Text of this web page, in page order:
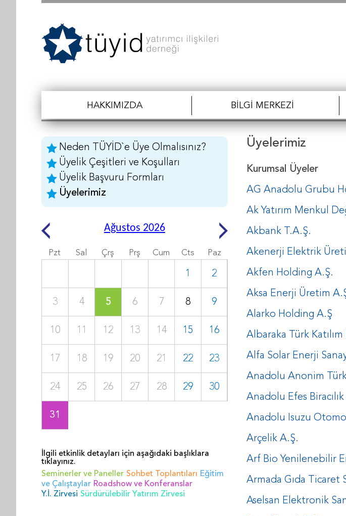
HAKKIMIZDA BILGI MERKEZI
Neden TÜYİD`e Üye Olmalısınız?
Üyelik Çeşitleri ve Koşulları
Üyelik Başvuru Formları
Üyelerimiz
Ağustos 2026
Pzt Sal Çrş Prş Cum Cts Paz
1 2
3 4 5 6 7 8 9
10 11 12 13 14 15 16
17 18 19 20 21 22 23
24 25 26 27 28 29 30
31
İlgili etkinlik detayları için aşağıdaki başlıklara
tıklayınız.
Seminerler ve Paneller Sohbet Toplantıları Eğitim
ve Çalıştaylar Roadshow ve Konferanslar
Y.İ. Zirvesi Sürdürülebilir Yatırım Zirvesi
Üyelerimiz
Kurumsal Üyeler
AG Anadolu Grubu
Ak Yatırım Menkul
Akbank T.A.Ş.
Akenerji Elektrik
Akfen Holding A.Ş.
Aksa Enerji Üretim
Alarko Holding A.Ş
Albaraka Türk Katılım
Alfa Solar Enerji
Anadolu Anonim
Anadolu Efes
Anadolu Isuzu
Arçelik A.Ş.
Arf Bio Yenilenebilir
Armada Gıda Ticaret
Aselsan Elektronik